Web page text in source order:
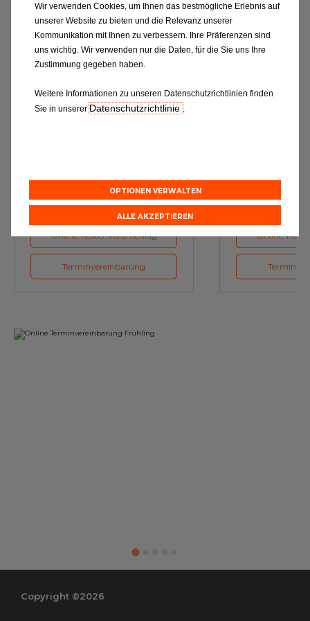
Online-Kostenvoranschlag
Terminvereinbarung
Online-
Copyright ©2026
Wir verwenden Cookies, um Ihnen das bestmögliche Erlebnis auf
unserer Website zu bieten und die Relevanz unserer
Kommunikation mit Ihnen zu verbessern. Ihre Präferenzen sind
uns wichtig. Wir verwenden nur die Daten, für die Sie uns Ihre
Zustimmung gegeben haben.
Weitere Informationen zu unseren Datenschutzrichtlinien finden
Sie in unsererDatenschutzrichtlinie .
OPTIONEN VERWALTEN
ALLE AKZEPTIEREN